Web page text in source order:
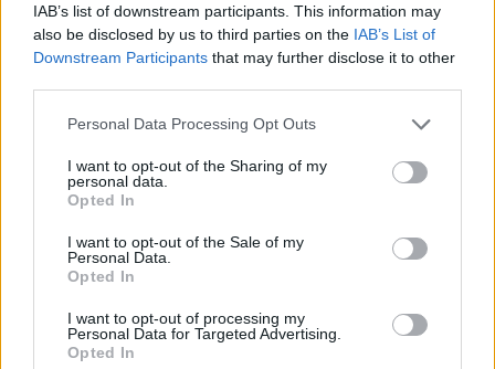
IAB’s list of downstream participants. This information may
also be disclosed by us to third parties on the IAB’s List of
Downstream Participants that may further disclose it to other
Personal Data Processing Opt Outs
I want to opt-out of the Sharing of my
personal data.
Opted In
I want to opt-out of the Sale of my
Personal Data.
Opted In
I want to opt-out of processing my
Personal Data for Targeted Advertising.
Opted In
KEDVES OLVASÓNK!
A keresett cikk a portfolio.hu hírarchívumához
tartozik, melynek olvasása előfizetéses
regisztrációhoz kötött.
Az előfizetés a következőket tartalmazza:
Portfolio.hu teljes cikkarchívum
Kötéslisták: BÉT elmúlt 2 év napon belüli
kötéslistái